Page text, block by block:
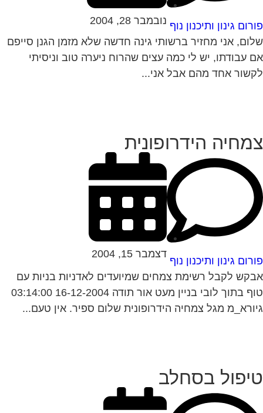
גינון ותיכנון נוף נובמבר 28, 2004
אני מחזיר ברשותי גינה חדשה שלא מזמן הגנן סייפם
עבודתו, יש לי כמה עצים שהרוח ניערה טוב וניסיתי
אחד מהם אבל אני...
הידרופונית
גינון ותיכנון נוף
דצמבר 15, 2004
לקבל רשימת צמחים שמיועדים לאדניות בניות עם
טוף בתוך לובי בניין מעט אור תודה 16-12-2004 03:14:00
מגל צמחיה הידרופונית שלום ספיר. אין טעם...
בסחלב